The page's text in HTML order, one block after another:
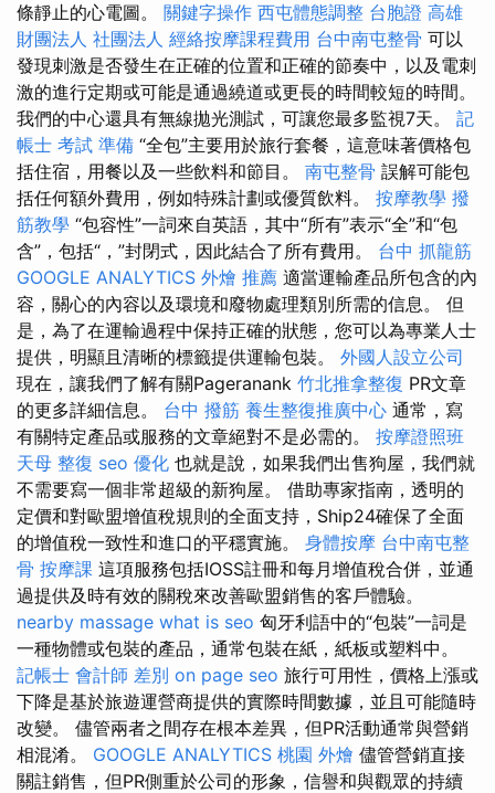
條靜止的心電圖。 關鍵字操作 西屯體態調整 台胞證 高雄
財團法人 社團法人 經絡按摩課程費用 台中南屯整骨 可以
發現刺激是否發生在正確的位置和正確的節奏中，以及電刺
激的進行定期或可能是通過繞道或更長的時間較短的時間。
我們的中心還具有無線拋光測試，可讓您最多監視7天。 記
帳士 考試 準備 “全包”主要用於旅行套餐，這意味著價格包
括住宿，用餐以及一些飲料和節目。 南屯整骨 誤解可能包
括任何額外費用，例如特殊計劃或優質飲料。 按摩教學 撥
筋教學 “包容性”一詞來自英語，其中“所有”表示“全”和“包
含”，包括“，”封閉式，因此結合了所有費用。 台中 抓龍筋
GOOGLE ANALYTICS 外燴 推薦 適當運輸產品所包含的內
容，關心的內容以及環境和廢物處理類別所需的信息。 但
是，為了在運輸過程中保持正確的狀態，您可以為專業人士
提供，明顯且清晰的標籤提供運輸包裝。 外國人設立公司
現在，讓我們了解有關Pageranank 竹北推拿整復 PR文章
的更多詳細信息。 台中 撥筋 養生整復推廣中心 通常，寫
有關特定產品或服務的文章絕對不是必需的。 按摩證照班
天母 整復 seo 優化 也就是說，如果我們出售狗屋，我們就
不需要寫一個非常超級的新狗屋。 借助專家指南，透明的
定價和對歐盟增值稅規則的全面支持，Ship24確保了全面
的增值稅一致性和進口的平穩實施。 身體按摩 台中南屯整
骨 按摩課 這項服務包括IOSS註冊和每月增值稅合併，並通
過提供及時有效的關稅來改善歐盟銷售的客戶體驗。
nearby massage what is seo 匈牙利語中的“包裝”一詞是
一種物體或包裝的產品，通常包裝在紙，紙板或塑料中。
記帳士 會計師 差別 on page seo 旅行可用性，價格上漲或
下降是基於旅遊運營商提供的實際時間數據，並且可能隨時
改變。 儘管兩者之間存在根本差異，但PR活動通常與營銷
相混淆。 GOOGLE ANALYTICS 桃園 外燴 儘管營銷直接
關註銷售，但PR側重於公司的形象，信譽和與觀眾的持續